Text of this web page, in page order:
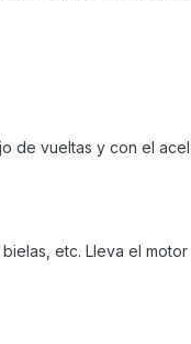
de vueltas y con el
etc. Lleva el motor